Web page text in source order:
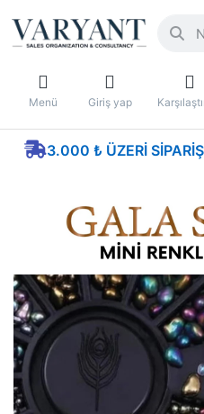
Menü Giriş yap
3.000 ₺ ÜZERI